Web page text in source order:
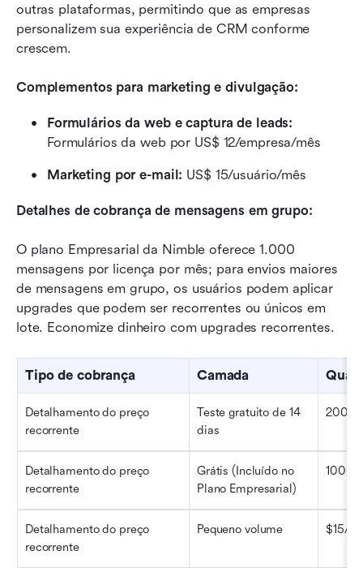
outras plataformas, permitindo que as empresas
personalizem sua experiência de CRM conforme
crescem.
Complementos para marketing e divulgação:
Formulários da web por US$ 12/empresa/mês
Marketing por e-mail: US$ 15/usuário/mês
Detalhes de cobrança de mensagens em grupo:
O plano Empresarial da Nimble oferece 1.000
mensagens por licença por mês; para envios maiores
de mensagens em grupo, os usuários podem aplicar
upgrades que podem ser recorrentes ou únicos em
lote. Economize dinheiro com upgrades recorrentes.
Tipo de cobrança Camada
Detalhamento do preço
recorrente
Teste gratuito de 14
dias
200
Detalhamento do preço
recorrente
Grátis (Incluído no
Plano Empresarial)
1000
Detalhamento do preço
recorrente
Pequeno volume $15/